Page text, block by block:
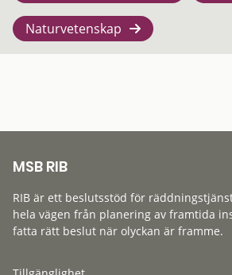
Naturvetenskap
MSB RIB
RIB är ett beslutsstöd för
hela vägen från planering av framtida
fatta rätt beslut när olyckan är framme.